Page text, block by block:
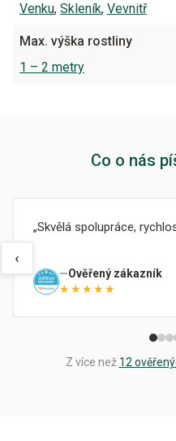
Venku, Skleník, Vevnitř
Max. výška rostliny
1 – 2 metry
Co o nás
‹
Skvělá spolupráce,
Ověřený zákazník
★★★★★
Z více než 12